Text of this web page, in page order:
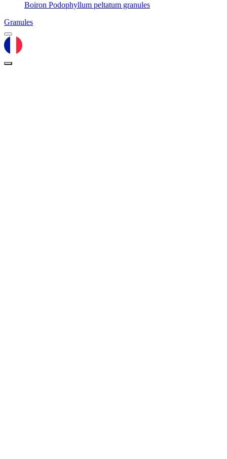
Boiron Podophyllum peltatum granules
Granules